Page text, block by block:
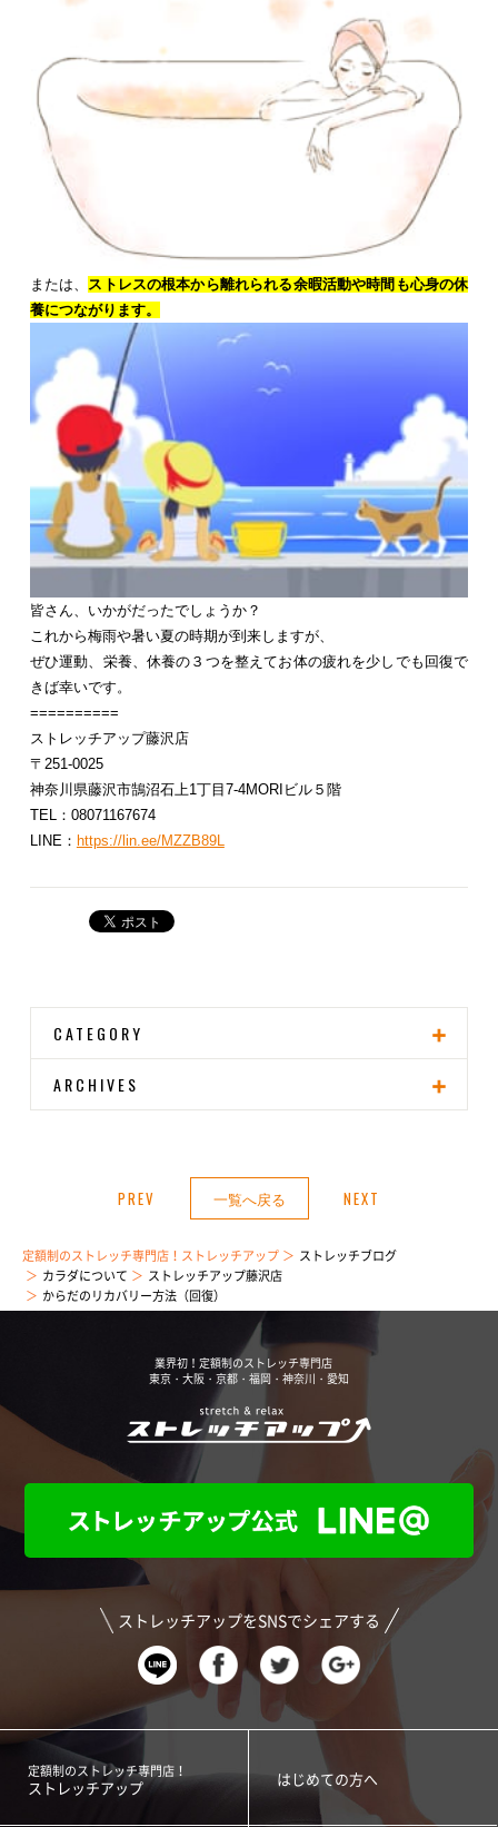
または、
ストレスの根本から離れられる余暇活動や時間も心身の休
養につながります。
皆さん、いかがだったでしょうか？
これから梅雨や暑い夏の時期が到来しますが、
ぜひ運動、栄養、休養の３つを整えてお体の疲れを少しでも回復で
きば幸いです。
==========
ストレッチアップ藤沢店
〒251-0025
神奈川県藤沢市鵠沼石上1丁目7-4MORIビル５階
TEL：08071167674
LINE： https://lin.ee/MZZB89L
CATEGORY
ARCHIVES
PREV 一覧へ戻る NEXT
定額制のストレッチ専門店！ストレッチアップ
ストレッチブログ
カラダについて
ストレッチアップ藤沢店
からだのリカバリー方法（回復）
業界初！定額制のストレッチ専門店
東京・大阪・京都・福岡・神奈川・愛知
ストレッチアップをSNSでシェアする
定額制のストレッチ専門店！
ストレッチアップ
はじめての方へ